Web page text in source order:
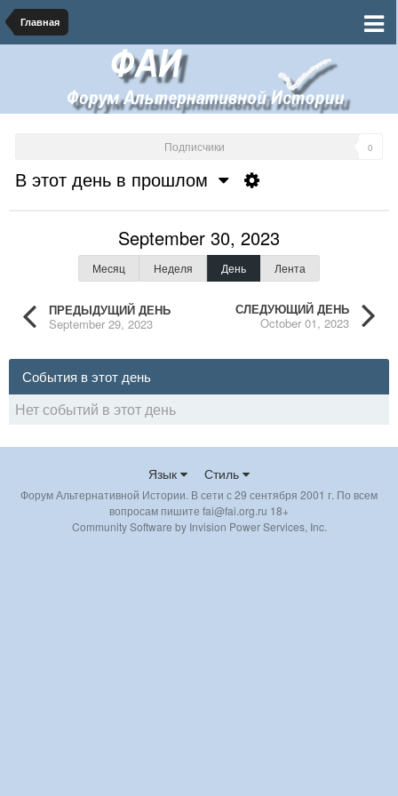
Главная
Подписчики 0
В этот день в прошлом
ПРЕДЫДУЩИЙ ДЕНЬ
September 29, 2023
September 30, 2023
Месяц Неделя День Лента
СЛЕДУЮЩИЙ ДЕНЬ
October 01, 2023
События в этот день
Нет событий в этот день
Язык Стиль
Форум Альтернативной Истории. В сети с 29 сентября 2001 г. По всем
вопросам пишите fai@fai.org.ru 18+
Community Software by Invision Power Services, Inc.